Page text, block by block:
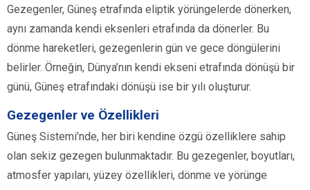
Gezegenler, Güneş etrafında eliptik yörüngelerde dönerken,
aynı zamanda kendi eksenleri etrafında da dönerler. Bu
dönme hareketleri, gezegenlerin gün ve gece döngülerini
belirler. Örneğin, Dünya’nın kendi ekseni etrafında dönüşü bir
günü, Güneş etrafındaki dönüşü ise bir yılı oluşturur.
Gezegenler ve Özellikleri
Güneş Sistemi’nde, her biri kendine özgü özelliklere sahip
olan sekiz gezegen bulunmaktadır. Bu gezegenler, boyutları,
atmosfer yapıları, yüzey özellikleri, dönme ve yörünge